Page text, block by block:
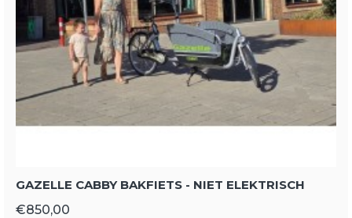
GAZELLE CABBY BAKFIETS - NIET ELEKTRISCH
€850,00